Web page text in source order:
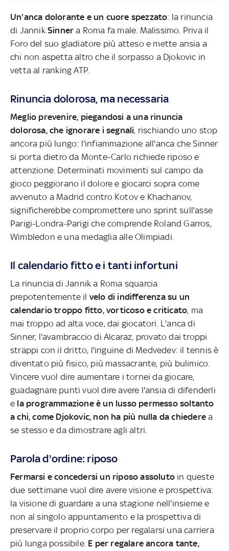
Un'anca dolorante e un cuore spezzato: la rinuncia
di Jannik Sinnera Roma fa male. Malissimo. Priva il
Foro del suo gladiatore più atteso e mette ansia a
chi non aspetta altro che il sorpasso a Djokovic in
vetta al ranking ATP.
Rinuncia dolorosa, ma necessaria
Meglio prevenire, piegandosi a una rinuncia
dolorosa, che ignorare i segnali, rischiando uno stop
ancora più lungo: l'infiammazione all'anca che Sinner
si porta dietro da Monte-Carlo richiede riposo e
attenzione. Determinati movimenti sul campo da
gioco peggiorano il dolore e giocarci sopra come
avvenuto a Madrid contro Kotov e Khachanov,
significherebbe compromettere uno sprint sull'asse
Parigi-Londra-Parigi che comprende Roland Garros,
Wimbledon e una medaglia alle Olimpiadi.
Il calendario fitto e i tanti infortuni
La rinuncia di Jannik a Roma squarcia
prepotentemente il velo di indifferenza su un
calendario troppo fitto, vorticoso e criticato, ma
mai troppo ad alta voce, dai giocatori. L'anca di
Sinner, l'avambraccio di Alcaraz, provato dai troppi
strappi con il dritto, l'inguine di Medvedev: il tennis è
diventato più fisico, più massacrante, più bulimico.
Vincere vuol dire aumentare i tornei da giocare,
guadagnare punti vuol dire avere l'ansia di difenderli
e la programmazione è un lusso permesso soltanto
a chi, come Djokovic, non ha più nulla da chiedere a
se stesso e da dimostrare agli altri.
Parola d'ordine: riposo
Fermarsi e concedersi un riposo assoluto in queste
due settimane vuol dire avere visione e prospettiva:
la visione di guardare a una stagione nell'insieme e
non al singolo appuntamento e la prospettiva di
preservare il proprio corpo per regalarsi una carriera
più lunga possibile. E per regalare ancora tante,